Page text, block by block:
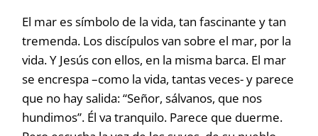
El mar es símbolo de la vida, tan fascinante y tan
tremenda. Los discípulos van sobre el mar, por la
vida. Y Jesús con ellos, en la misma barca. El mar
se encrespa –como la vida, tantas veces- y parece
que no hay salida: “Señor, sálvanos, que nos
hundimos”. Él va tranquilo. Parece que duerme.